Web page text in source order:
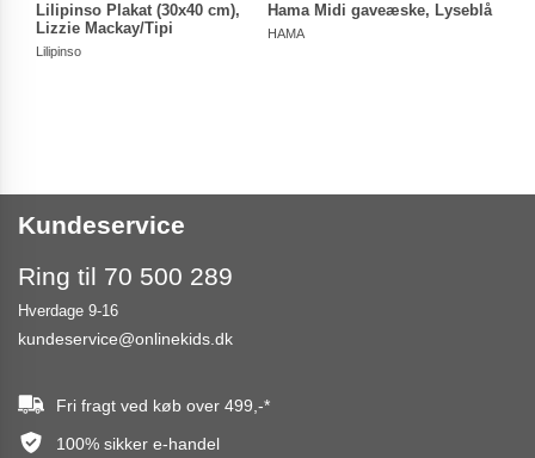
Lilipinso Plakat (30x40 cm),
Lizzie Mackay/Tipi
Lilipinso
Hama Midi gaveæske, Lyseblå
HAMA
Kundeservice
Ring til 70 500 289
Hverdage 9-16
kundeservice@onlinekids.dk
Fri fragt ved køb over 499,-*
100% sikker e-handel